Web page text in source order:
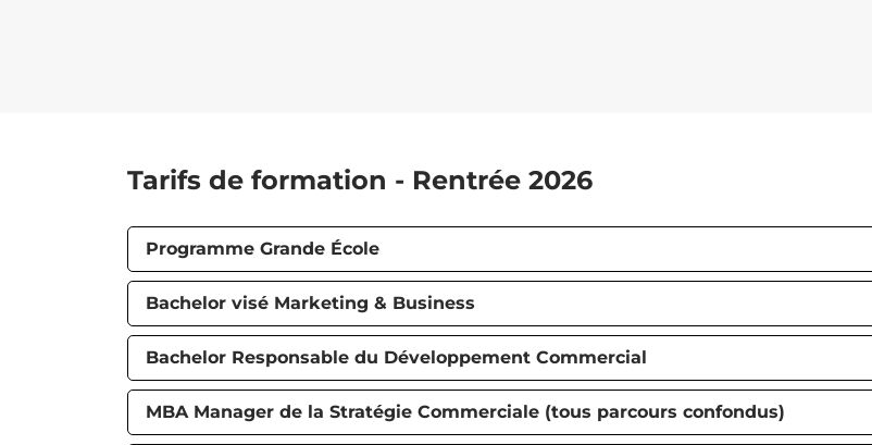
Tarifs de formation - Rentrée 2026
Programme Grande École
Bachelor visé Marketing & Business
Bachelor Responsable du Développement Commercial
MBA Manager de la Stratégie Commerciale (tous parcours confondus)